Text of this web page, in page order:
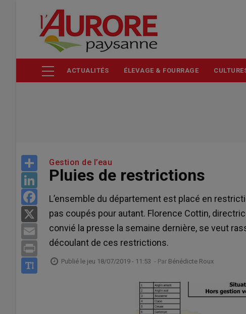
contenu
ACTUALITÉS ÉLEVAGE & FOURRAGE
Share
LinkedIn
Facebook
Email
Print
Gestion de l’eau
Pluies de restrictions
L’ensemble du département est placé en
pas coupés pour autant. Florence Cottin,
convié la presse la semaine dernière, se veut
découlant de ces restrictions.
Publié le jeu 18/07/2019 - 11:53 - Par Bénédicte Roux